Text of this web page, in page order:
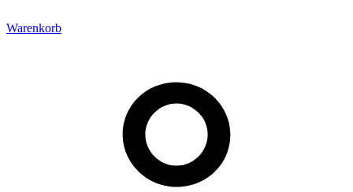
Warenkorb